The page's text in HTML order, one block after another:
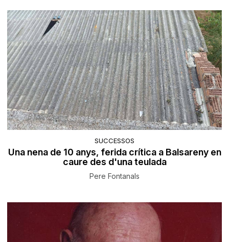
SUCCESSOS
Una nena de 10 anys, ferida crítica a Balsareny en
caure des d'una teulada
Pere Fontanals